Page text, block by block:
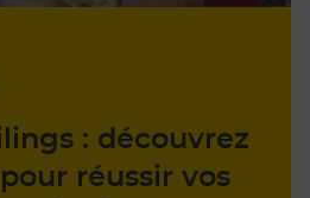
: découvrez
réussir vos